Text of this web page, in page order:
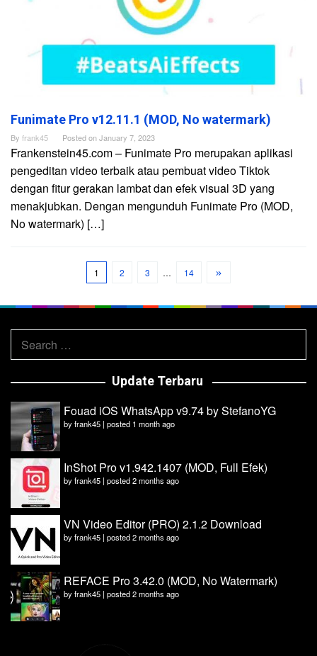
Funimate Pro v12.11.1 (MOD, No watermark)
By frank45 Posted onJanuary 7, 2023
Frankenstein45.com – Funimate Pro merupakan aplikasi
pengeditan video terbaik atau pembuat video Tiktok
dengan fitur gerakan lambat dan efek visual 3D yang
menakjubkan. Dengan mengunduh Funimate Pro (MOD,
No watermark) […]
1 2 3 … 14
Search
for:
Update Terbaru
Fouad iOS WhatsApp v9.74 by StefanoYG
byfrank45 | posted 1 month ago
InShot Pro v1.942.1407 (MOD, Full Efek)
byfrank45 | posted 2 months ago
VN Video Editor (PRO) 2.1.2 Download
byfrank45 | posted 2 months ago
REFACE Pro 3.42.0 (MOD, No Watermark)
byfrank45 | posted 2 months ago